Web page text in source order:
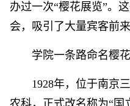
办过一次“樱花展览”。
会，吸引了大量宾客前来
学院一条路命名樱
1928年，位于南京
农科，正式改名称为“国